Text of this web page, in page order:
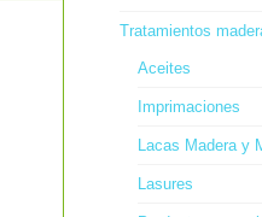
Tratamientos
Aceites
Imprimaciones
Lacas Madera y
Lasures